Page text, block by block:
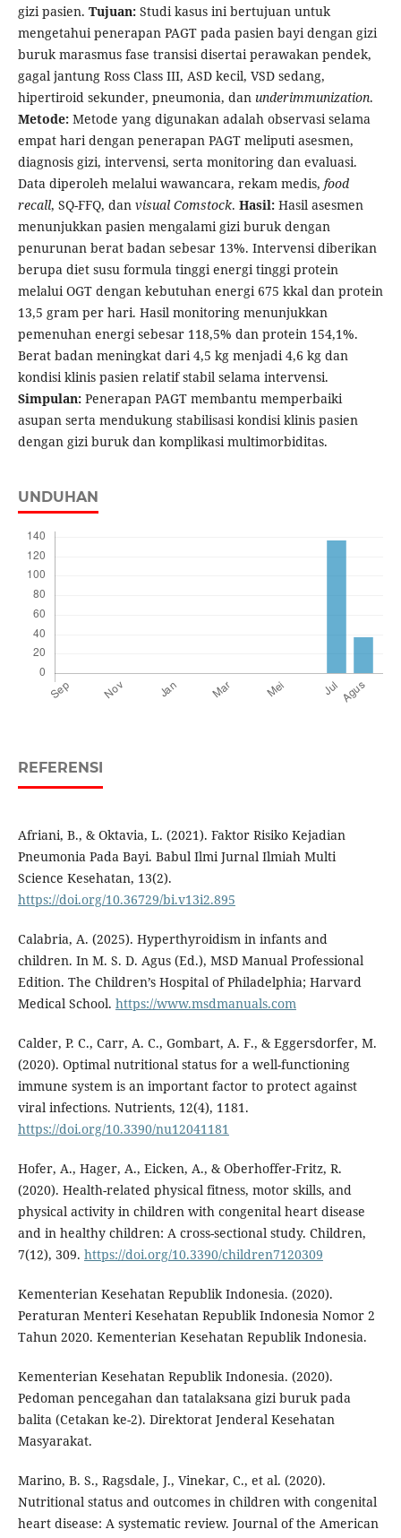
gizi pasien. Tujuan: Studi kasus ini bertujuan untuk
mengetahui penerapan PAGT pada pasien bayi dengan gizi
buruk marasmus fase transisi disertai perawakan pendek,
gagal jantung Ross Class III, ASD kecil, VSD sedang,
hipertiroid sekunder, pneumonia, dan underimmunization.
Metode: Metode yang digunakan adalah observasi selama
empat hari dengan penerapan PAGT meliputi asesmen,
diagnosis gizi, intervensi, serta monitoring dan evaluasi.
Data diperoleh melalui wawancara, rekam medis, food
recall, SQ-FFQ, dan visual Comstock. Hasil: Hasil asesmen
menunjukkan pasien mengalami gizi buruk dengan
penurunan berat badan sebesar 13%. Intervensi diberikan
berupa diet susu formula tinggi energi tinggi protein
melalui OGT dengan kebutuhan energi 675 kkal dan protein
13,5 gram per hari. Hasil monitoring menunjukkan
pemenuhan energi sebesar 118,5% dan protein 154,1%.
Berat badan meningkat dari 4,5 kg menjadi 4,6 kg dan
kondisi klinis pasien relatif stabil selama intervensi.
Simpulan: Penerapan PAGT membantu memperbaiki
asupan serta mendukung stabilisasi kondisi klinis pasien
dengan gizi buruk dan komplikasi multimorbiditas.
UNDUHAN
REFERENSI
Afriani, B., & Oktavia, L. (2021). Faktor Risiko Kejadian
Pneumonia Pada Bayi. Babul Ilmi Jurnal Ilmiah Multi
Science Kesehatan, 13(2).
https://doi.org/10.36729/bi.v13i2.895
Calabria, A. (2025). Hyperthyroidism in infants and
children. In M. S. D. Agus (Ed.), MSD Manual Professional
Edition. The Children’s Hospital of Philadelphia; Harvard
Medical School. https://www.msdmanuals.com
Calder, P. C., Carr, A. C., Gombart, A. F., & Eggersdorfer, M.
(2020). Optimal nutritional status for a well-functioning
immune system is an important factor to protect against
viral infections. Nutrients, 12(4), 1181.
https://doi.org/10.3390/nu12041181
Hofer, A., Hager, A., Eicken, A., & Oberhoffer-Fritz, R.
(2020). Health-related physical fitness, motor skills, and
physical activity in children with congenital heart disease
and in healthy children: A cross-sectional study. Children,
7(12), 309. https://doi.org/10.3390/children7120309
Kementerian Kesehatan Republik Indonesia. (2020).
Peraturan Menteri Kesehatan Republik Indonesia Nomor 2
Tahun 2020. Kementerian Kesehatan Republik Indonesia.
Kementerian Kesehatan Republik Indonesia. (2020).
Pedoman pencegahan dan tatalaksana gizi buruk pada
balita (Cetakan ke-2). Direktorat Jenderal Kesehatan
Masyarakat.
Marino, B. S., Ragsdale, J., Vinekar, C., et al. (2020).
Nutritional status and outcomes in children with congenital
heart disease: A systematic review. Journal of the American